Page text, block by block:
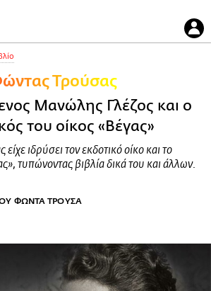
Τρούσας
Μανώλης Γλέζος και o
του οίκος «Βέγας»
είχε ιδρύσει τον εκδοτικό οίκο και το
τυπώνοντας βιβλία δικά του και άλλων.
ΦΩΝΤΑ ΤΡΟΥΣΑ